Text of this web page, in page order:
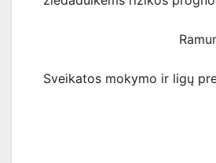
Sveikatos mokymo ir ligų